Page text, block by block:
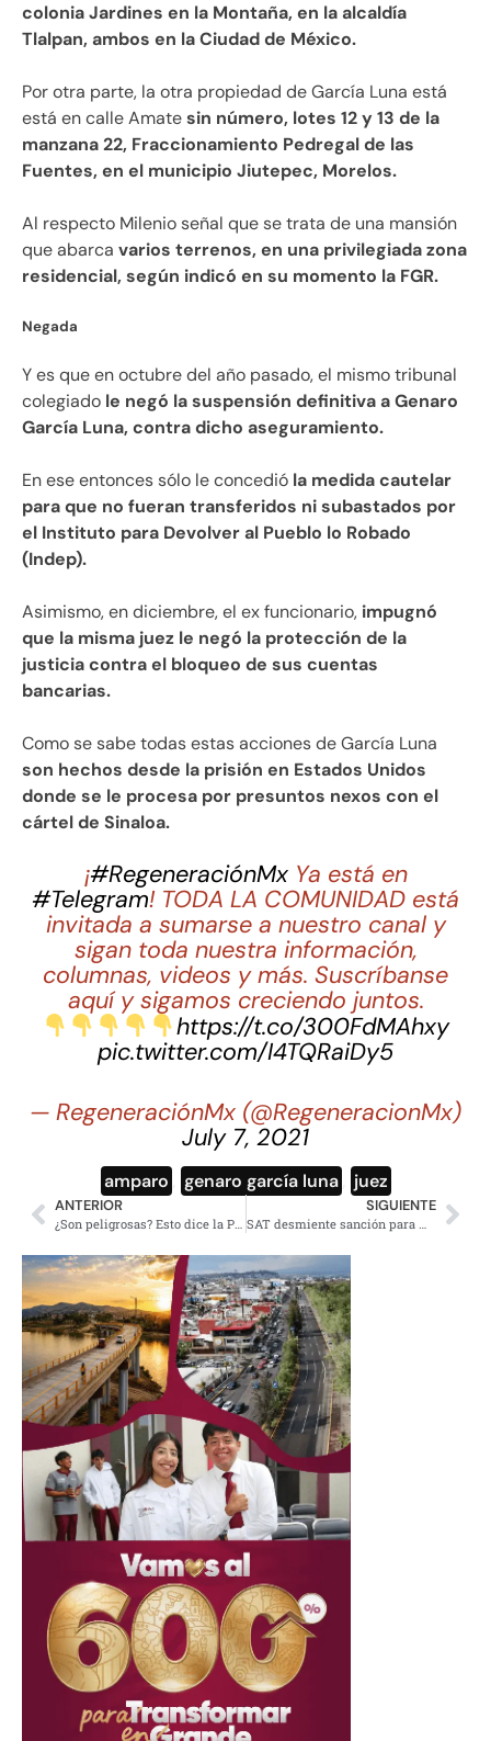
colonia Jardines en la Montaña, en la alcaldía
Tlalpan, ambos en la Ciudad de México.
Por otra parte, la otra propiedad de García Luna está
está en calle Amatesin número, lotes 12 y 13 de la
manzana 22, Fraccionamiento Pedregal de las
Fuentes, en el municipio Jiutepec, Morelos.
Al respecto Milenio señal que se trata de una mansión
que abarca varios terrenos, en una privilegiada zona
residencial, según indicó en su momento la FGR.
Negada
Y es que en octubre del año pasado, el mismo tribunal
colegiado le negó la suspensión definitiva a Genaro
García Luna, contra dicho aseguramiento.
En ese entonces sólo le concedió la medida cautelar
para que no fueran transferidos ni subastados por
el Instituto para Devolver al Pueblo lo Robado
(Indep).
Asimismo, en diciembre, el ex funcionario, impugnó
que la misma juez le negó la protección de la
justicia contra el bloqueo de sus cuentas
bancarias.
Como se sabe todas estas acciones de García Luna
son hechos desde la prisión en Estados Unidos
donde se le procesa por presuntos nexos con el
cártel de Sinaloa.
¡#RegeneraciónMxYa está en
#Telegram! TODA LA COMUNIDAD está
invitada a sumarse a nuestro canal y
sigan toda nuestra información,
columnas, videos y más. Suscríbanse
aquí y sigamos creciendo juntos.
https://t.co/300FdMAhxy
pic.twitter.com/I4TQRaiDy5
— RegeneraciónMx (@RegeneracionMx)
July 7, 2021
amparo genaro garcía luna juez
ANTERIOR
¿Son peligrosas? Esto dice la Profeco sobre las freidoras de aire
SIGUIENTE
SAT desmiente sanción para mayores de 18 que no se inscriban al RFC